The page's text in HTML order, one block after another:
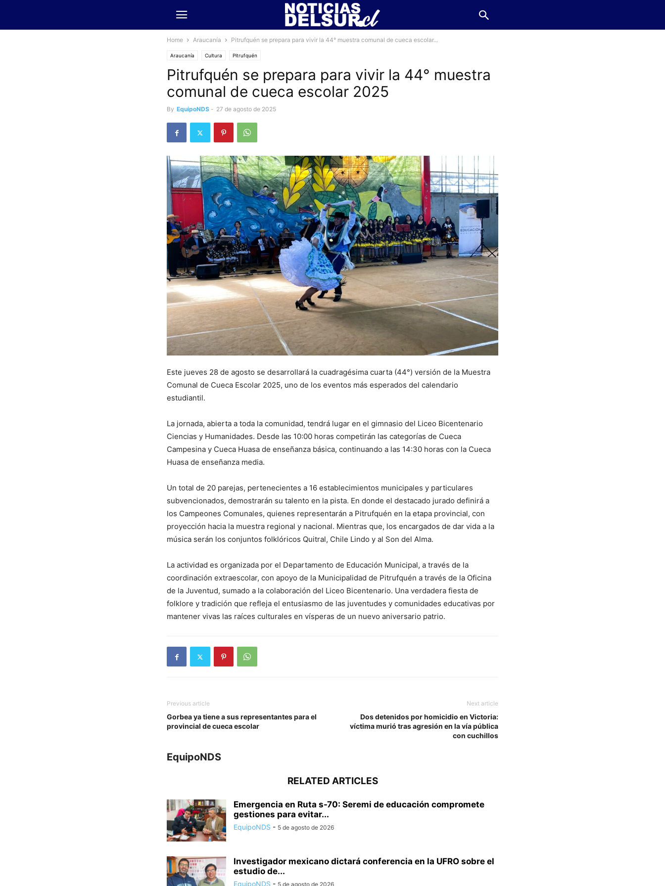
Home Araucanía Pitrufquén se prepara para vivir la 44° muestra comunal de cueca escolar...
Araucanía Cultura Pitrufquén
Pitrufquén se prepara para vivir la 44° muestra
comunal de cueca escolar 2025
By EquipoNDS - 27 de agosto de 2025
Este jueves 28 de agosto se desarrollará la cuadragésima cuarta (44°) versión de la Muestra
Comunal de Cueca Escolar 2025, uno de los eventos más esperados del calendario
estudiantil.
La jornada, abierta a toda la comunidad, tendrá lugar en el gimnasio del Liceo Bicentenario
Ciencias y Humanidades. Desde las 10:00 horas competirán las categorías de Cueca
Campesina y Cueca Huasa de enseñanza básica, continuando a las 14:30 horas con la Cueca
Huasa de enseñanza media.
Un total de 20 parejas, pertenecientes a 16 establecimientos municipales y particulares
subvencionados, demostrarán su talento en la pista. En donde el destacado jurado definirá a
los Campeones Comunales, quienes representarán a Pitrufquén en la etapa provincial, con
proyección hacia la muestra regional y nacional. Mientras que, los encargados de dar vida a la
música serán los conjuntos folklóricos Quitral, Chile Lindo y al Son del Alma.
La actividad es organizada por el Departamento de Educación Municipal, a través de la
coordinación extraescolar, con apoyo de la Municipalidad de Pitrufquén a través de la Oficina
de la Juventud, sumado a la colaboración del Liceo Bicentenario. Una verdadera fiesta de
folklore y tradición que refleja el entusiasmo de las juventudes y comunidades educativas por
mantener vivas las raíces culturales en vísperas de un nuevo aniversario patrio.
Previous article
Gorbea ya tiene a sus representantes para el
provincial de cueca escolar
Next article
Dos detenidos por homicidio en Victoria:
víctima murió tras agresión en la vía pública
con cuchillos
EquipoNDS
RELATED ARTICLES
Emergencia en Ruta s-70: Seremi de educación compromete
gestiones para evitar...
EquipoNDS - 5 de agosto de 2026
Investigador mexicano dictará conferencia en la UFRO sobre el
estudio de...
EquipoNDS - 5 de agosto de 2026